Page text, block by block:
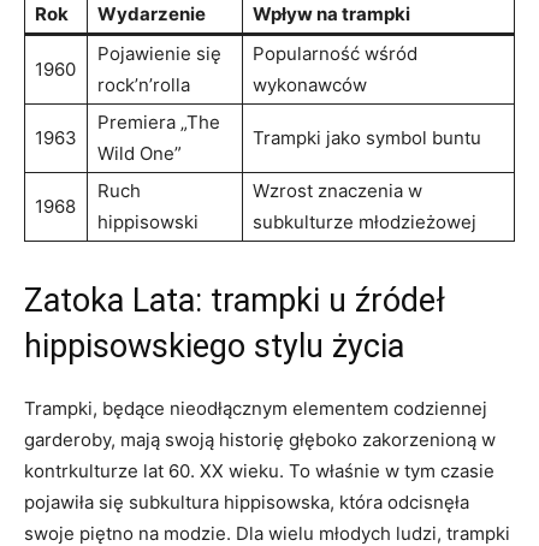
Rok Wydarzenie Wpływ‍ na trampki
1960
Pojawienie ‍się
rock’n’rolla
Popularność wśród
wykonawców
1963
Premiera „The
Wild One”
Trampki ⁣jako symbol buntu
1968
Ruch
⁤hippisowski
Wzrost znaczenia ⁢w
subkulturze‍ młodzieżowej
Zatoka Lata: trampki ​u źródeł
hippisowskiego stylu życia
Trampki, będące nieodłącznym elementem codziennej⁤
garderoby, mają swoją historię głęboko zakorzenioną w
kontrkulturze⁤ lat 60. XX wieku. To właśnie w ‌tym​ czasie⁤
pojawiła się⁤ subkultura hippisowska, która⁤ odcisnęła
swoje piętno na modzie. Dla wielu młodych ludzi, trampki